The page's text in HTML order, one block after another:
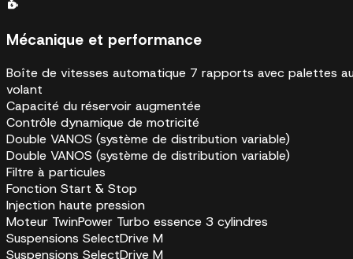
Mécanique et performance
Boîte de vitesses automatique 7 rapports avec palettes
volant
Capacité du réservoir augmentée
Contrôle dynamique de motricité
Double VANOS (système de distribution variable)
Double VANOS (système de distribution variable)
Filtre à particules
Fonction Start & Stop
Injection haute pression
Moteur TwinPower Turbo essence 3 cylindres
Suspensions SelectDrive M
Suspensions SelectDrive M